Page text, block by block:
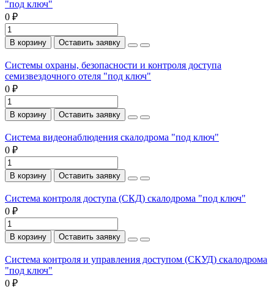
"под ключ"
0 ₽
В корзину Оставить заявку
Системы охраны, безопасности и контроля доступа
семизвездочного отеля "под ключ"
0 ₽
В корзину Оставить заявку
Система видеонаблюдения скалодрома "под ключ"
0 ₽
В корзину Оставить заявку
Система контроля доступа (СКД) скалодрома "под ключ"
0 ₽
В корзину Оставить заявку
Система контроля и управления доступом (СКУД) скалодрома
"под ключ"
0 ₽